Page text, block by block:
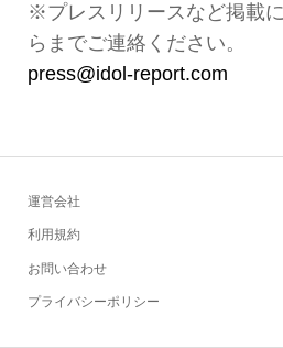
※プレスリリースなど掲載
らまでご連絡ください。
press@idol-report.com
運営会社
利用規約
お問い合わせ
プライバシーポリシー